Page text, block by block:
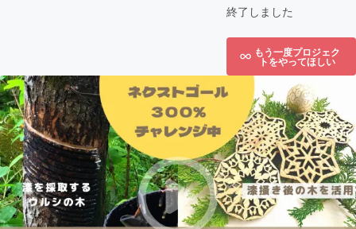
終了しました
もう一度プロジェク
トをやってほしい